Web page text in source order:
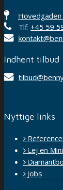
Tlf: +45 59
Indhent tilbud
Nyttige links
Lej en
Jobs